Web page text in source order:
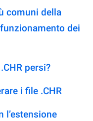
comuni della
dei
persi?
i file .CHR
l’estensione